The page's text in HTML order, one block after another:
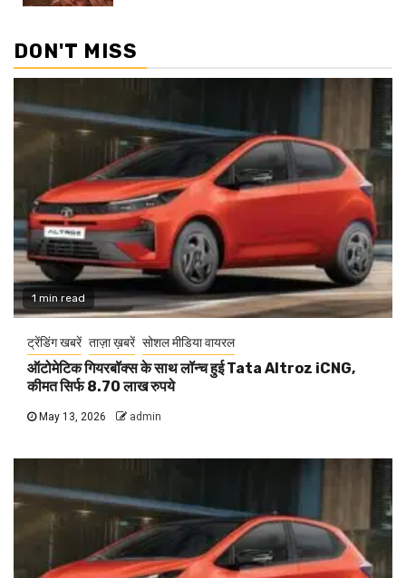
DON'T MISS
1 min read
ट्रेंडिंग खबरें ताज़ा ख़बरें सोशल मीडिया वायरल
ऑटोमेटिक गियरबॉक्स के साथ लॉन्च हुई Tata Altroz iCNG,
कीमत सिर्फ 8.70 लाख रुपये
May 13, 2026 admin